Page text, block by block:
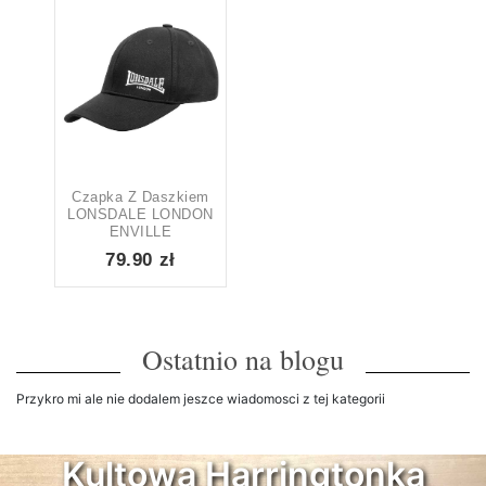
Order By
Najwięcej recenzji
Popularność
Najnowsze
Cena: od najtańszej
Cena: od najdroższej
Rozmiar
None 4XL
XL 170 XS 3 XXL 50 XXXL 12
Czapka Z Daszkiem
LONSDALE LONDON
ENVILLE
79.90 zł
Ostatnio na blogu
Przykro mi ale nie dodalem jeszce wiadomosci z tej kategorii
Kultowa Harringtonka